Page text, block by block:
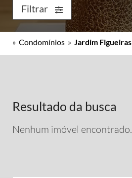
Filtrar
» Condomínios » Jardim Figueiras
Resultado da busca
Nenhum imóvel encontrado.